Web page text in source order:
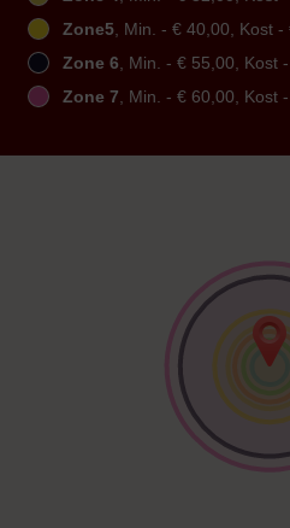
Zone5, Min. - € 40,00, Kost -
Zone 6, Min. - € 55,00, Kost
Zone 7, Min. - € 60,00, Kost